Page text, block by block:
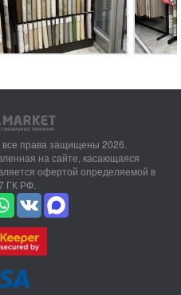
все права защищены 2026.
на сайте, касающаяся
офертой определяемой в
ГК РФ.